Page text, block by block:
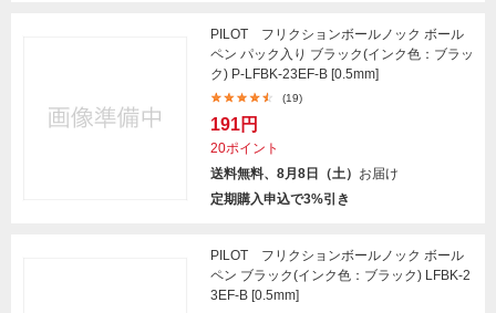
PILOT フリクションボールノック ボール
ペン パック入り ブラック(インク色：ブラッ
ク) P-LFBK-23EF-B [0.5mm]
(19)
191円
20ポイント
送料無料、8月8日（土） お届け
定期購入申込で3%引き
PILOT フリクションボールノック ボール
ペン ブラック(インク色：ブラック) LFBK-2
3EF-B [0.5mm]